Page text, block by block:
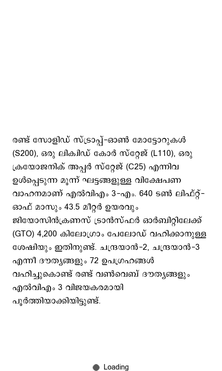
രണ്ട് സോളിഡ് സ്ട്രാപ്പ്-ഓൺ മോട്ടോറുകൾ
(S200), ഒരു ലിക്വിഡ് കോർ സ്റ്റേജ് (L110), ഒരു
ക്രയോജനിക് അപ്പർ സ്റ്റേജ് (C25) എന്നിവ
ഉൾപ്പെടുന്ന മൂന്ന് ഘട്ടങ്ങളുള്ള വിക്ഷേപണ
വാഹനമാണ് എൽവിഎം 3-എം. 640 ടൺ ലിഫ്റ്റ്-
ഓഫ് മാസും 43.5 മീറ്റർ ഉയരവും
ജിയോസിൻക്രണസ് ട്രാൻസ്ഫർ ഓർബിറ്റിലേക്ക്
(GTO) 4,200 കിലോഗ്രാം പേലോഡ് വഹിക്കാനുള്ള
ശേഷിയും ഇതിനുണ്ട്. ചന്ദ്രയാൻ-2, ചന്ദ്രയാൻ-3
എന്നീ ദൗത്യങ്ങളും 72 ഉപഗ്രഹങ്ങൾ
വഹിച്ചുകൊണ്ട് രണ്ട് വൺവെബ് ദൗത്യങ്ങളും
എൽവിഎം 3 വിജയകരമായി
പൂര്‍ത്തിയാക്കിയിട്ടുണ്ട്.